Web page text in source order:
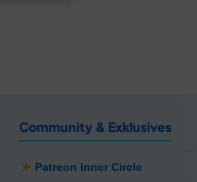
Community & Exklusives
Patreon Inner Circle